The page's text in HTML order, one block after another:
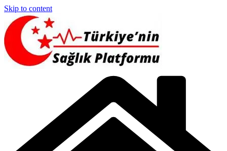
Skip to content